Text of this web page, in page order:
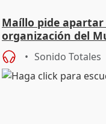
Maíllo pide
organización del
Sonido Totales